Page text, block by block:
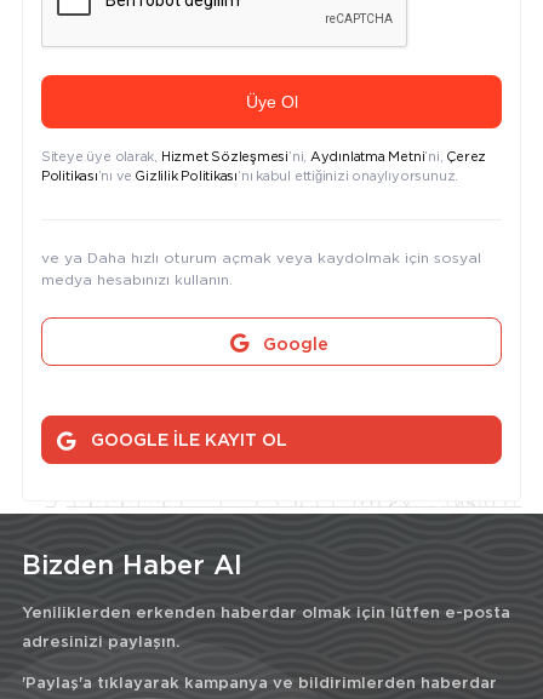
Üye Ol
Siteye üye olarak, Hizmet Sözleşmesi’ni, Aydınlatma Metni’ni, Çerez
Politikası’nı ve Gizlilik Politikası’nı kabul ettiğinizi onaylıyorsunuz.
ve ya Daha hızlı oturum açmak veya kaydolmak için sosyal
medya hesabınızı kullanın.
Google
GOOGLE İLE KAYIT OL
Bizden Haber Al
Yeniliklerden erkenden haberdar olmak için lütfen e-posta
adresinizi paylaşın.
'Paylaş'a tıklayarak kampanya ve bildirimlerden haberdar